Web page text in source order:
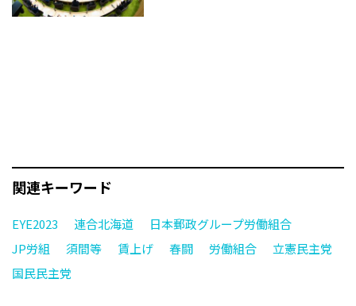
関連キーワード
EYE2023 連合北海道
日本郵政グループ労働組合
JP労組
須間等 賃上げ 春闘 労働組合
立憲民主党
国民民主党